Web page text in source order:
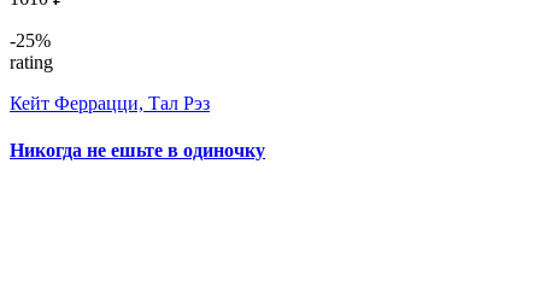
-25%
rating
Кейт Феррацци, Тал Рэз
Никогда не ешьте в одиночку